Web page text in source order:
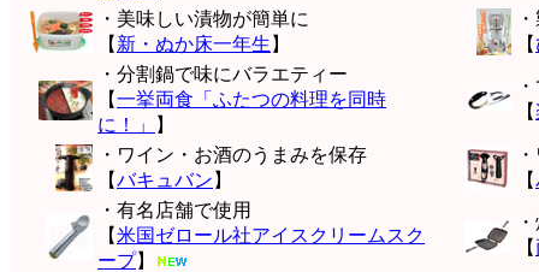
・美味しい漬物が簡単に
【 新・ぬか床一年生 】
【
・分割鍋で味にバラエティー
【一挙両食「ふたつの料理を同時
に！」
】
【
・ワイン・お酒のうまみを保存
【バキュバン 】
【
・有名店舗で使用
【米国ゼロール社アイスクリームスク
ープ】
【